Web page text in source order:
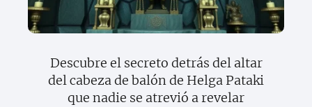
Descubre el secreto detrás del altar
del cabeza de balón de Helga Pataki
que nadie se atrevió a revelar